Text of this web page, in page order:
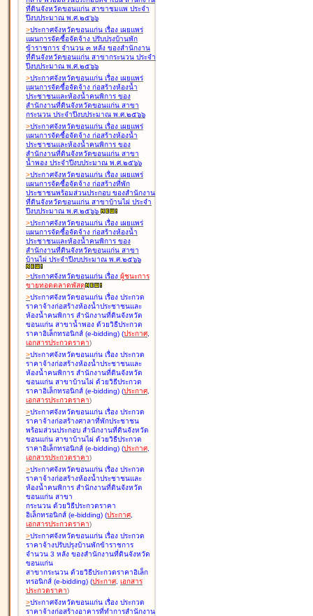
ที่ดินจังหวัดขอนแก่น สาขาชุมแพ ประจำ
ปีงบประมาณ พ.ศ.๒๕๖๖
>ประกาศจังหวัดขอนแก่น เรื่อง เผยแพร่
แผนการจัดซื้อจัดจ้าง ปรับปรุงบ้านพัก
ข้าราชการ จำนวน ๓ หลัง ของสำนักงาน
ที่ดินจังหวัดขอนแก่น สาขากระนวน ประจำ
ปีงบประมาณ พ.ศ.๒๕๖๖
>ประกาศจังหวัดขอนแก่น เรื่อง เผยแพร่
แผนการจัดซื้อจัดจ้าง ก่อสร้างห้องน้ำ
ประชาชนและห้องน้ำคนพิการ ของ
สำนักงานที่ดินจังหวัดขอนแก่น สาขา
กระนวน ประจำปีงบประมาณ พ.ศ.๒๕๖๖
>ประกาศจังหวัดขอนแก่น เรื่อง เผยแพร่
แผนการจัดซื้อจัดจ้าง ก่อสร้างห้องน้ำ
ประชาชนและห้องน้ำคนพิการ ของ
สำนักงานที่ดินจังหวัดขอนแก่น สาขา
น้ำพอง ประจำปีงบประมาณ พ.ศ.๒๕๖๖
>ประกาศจังหวัดขอนแก่น เรื่อง เผยแพร่
แผนการจัดซื้อจัดจ้าง ก่อสร้างที่พัก
ประชาชนพร้อมส่วนประกอบ ของสำนักงาน
ที่ดินจังหวัดขอนแก่น สาขาบ้านไผ่ ประจำ
ปีงบประมาณ พ.ศ.๒๕๖๖
>ประกาศจังหวัดขอนแก่น เรื่อง เผยแพร่
แผนการจัดซื้อจัดจ้าง ก่อสร้างห้องน้ำ
ประชาชนและห้องน้ำคนพิการ ของ
สำนักงานที่ดินจังหวัดขอนแก่น สาขา
บ้านไผ่ ประจำปีงบประมาณ พ.ศ.๒๕๖๖
>ประกาศจังหวัดขอนแก่น เรื่อง ผู้ชนะการ
ขายทอดตลาดพัสดุ
>ประกาศจังหวัดขอนแก่น เรื่อง ประกวด
ราคาจ้างก่อสร้างห้องน้ำประชาชนและ
ห้องน้ำคนพิการ สำนักงานที่ดินจังหวัด
ขอนแก่น สาขาน้ำพอง ด้วยวิธีประกวด
ราคาอิเล็กทรอนิกส์ (e-bidding) (ประกาศ,
เอกสารประกวดราคา)
>ประกาศจังหวัดขอนแก่น เรื่อง ประกวด
ราคาจ้างก่อสร้างห้องน้ำประชาชนและ
ห้องน้ำคนพิการ สำนักงานที่ดินจังหวัด
ขอนแก่น สาขาบ้านไผ่ ด้วยวิธีประกวด
ราคาอิเล็กทรอนิกส์ (e-bidding) (ประกาศ,
เอกสารประกวดราคา)
>ประกาศจังหวัดขอนแก่น เรื่อง ประกวด
ราคาจ้างก่อสร้างศาลาที่พักประชาชน
พร้อมส่วนประกอบ สำนักงานที่ดินจังหวัด
ขอนแก่น สาขาบ้านไผ่ ด้วยวิธีประกวด
ราคาอิเล็กทรอนิกส์ (e-bidding) (ประกาศ,
เอกสารประกวดราคา)
>ประกาศจังหวัดขอนแก่น เรื่อง ประกวด
ราคาจ้างก่อสร้างห้องน้ำประชาชนและ
ห้องน้ำคนพิการ สำนักงานที่ดินจังหวัด
ขอนแก่น สาขา
กระนวน ด้วยวิธีประกวดราคา
อิเล็กทรอนิกส์ (e-bidding) (ประกาศ,
เอกสารประกวดราคา)
>ประกาศจังหวัดขอนแก่น เรื่อง ประกวด
ราคาจ้างปรับปรุงบ้านพักข้าราชการ
จำนวน 3 หลัง ของสำนักงานที่ดินจังหวัด
ขอนแก่น
สาขากระนวน ด้วยวิธีประกวดราคาอิเล็ก
ทรอนิกส์ (e-bidding) (ประกาศ, เอกสาร
ประกวดราคา)
>ประกาศจังหวัดขอนแก่น เรื่อง ประกวด
ราคาจ้างก่อสร้างอาคารที่ทำการสำนักงาน